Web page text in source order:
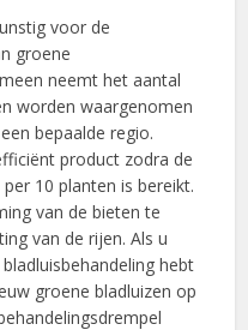
voor de
groene
neemt het aantal
worden waargenomen
bepaalde regio.
product zodra de
10 planten is bereikt.
van de bieten te
van de rijen. Als u
hebt
groene bladluizen op